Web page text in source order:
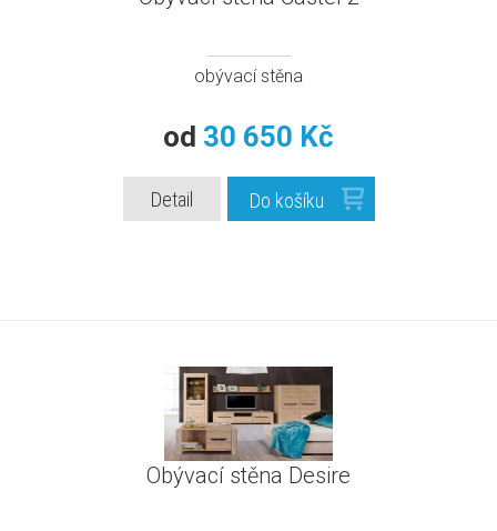
obývací stěna
od 30 650 Kč
Detail Do košíku
Obývací stěna Desire